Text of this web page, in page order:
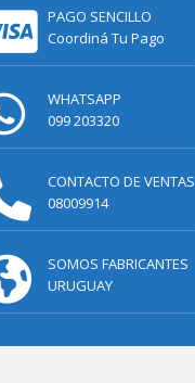
PAGO SENCILLO
Coordiná Tu Pago
WHATSAPP
099 203320
CONTACTO DE VENTAS
08009914
SOMOS FABRICANTES
URUGUAY